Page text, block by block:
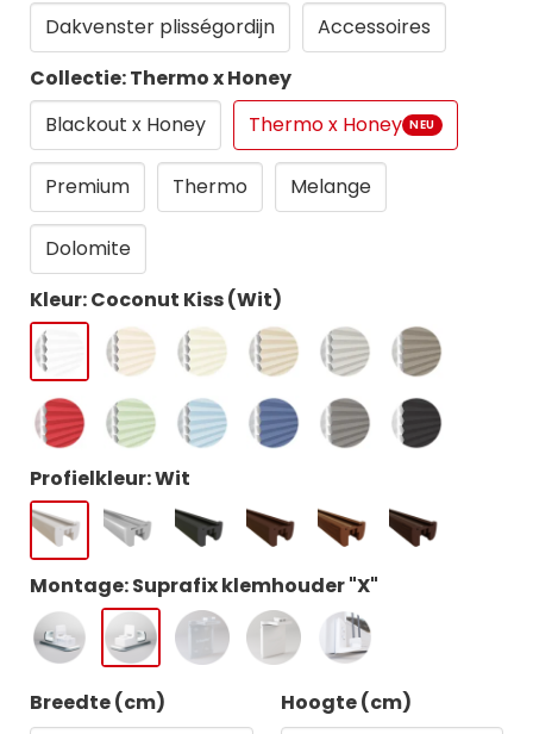
Dakvenster plisségordijn
Accessoires
Collectie: Thermo x Honey
Blackout x Honey
Thermo x Honey NEU
Premium Thermo Melange
Dolomite
Kleur: Coconut Kiss (Wit)
Profielkleur: Wit
Montage: Suprafix klemhouder "X"
Breedte (cm)
Hoogte (cm)